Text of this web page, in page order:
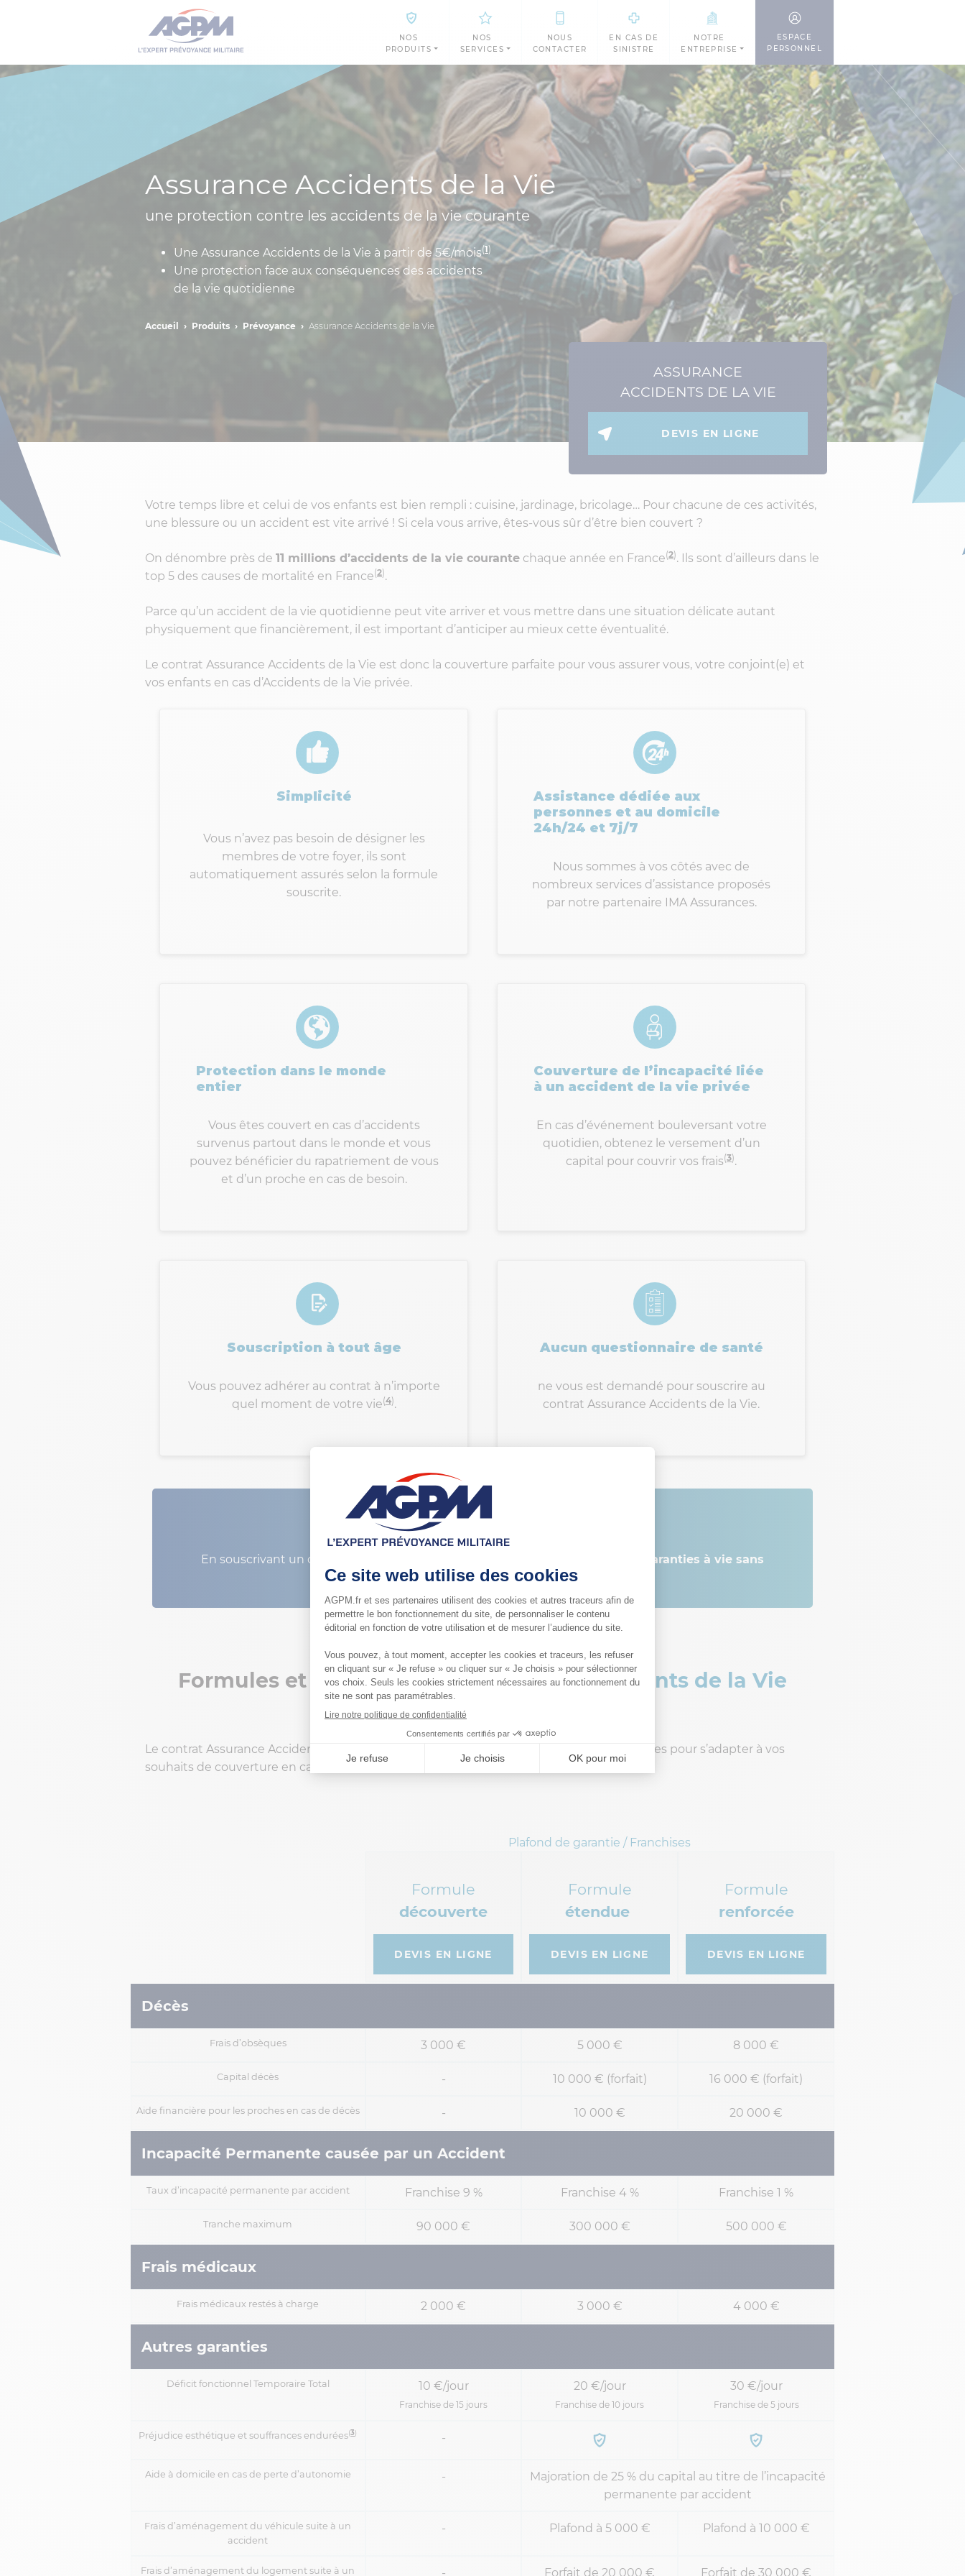
NOS
PRODUITS
NOS
SERVICES
NOUS
CONTACTER
EN CAS DE
SINISTRE
NOTRE
ENTREPRISE
ESPACE
PERSONNEL
Assurance Accidents de la Vie
une protection contre les accidents de la vie courante
Une Assurance Accidents de la Vie à partir de 5€/mois(1)
Une protection face aux conséquences des accidents
de la vie quotidienne
Accueil Produits Prévoyance Assurance Accidents de la Vie
ASSURANCE
ACCIDENTS DE LA VIE
DEVIS EN LIGNE
Votre temps libre et celui de vos enfants est bien rempli : cuisine, jardinage, bricolage… Pour chacune de ces activités,
une blessure ou un accident est vite arrivé ! Si cela vous arrive, êtes-vous sûr d’être bien couvert ?
On dénombre près de 11 millions d’accidents de la vie courante chaque année en France(2). Ils sont d’ailleurs dans le
top 5 des causes de mortalité en France(2).
Parce qu’un accident de la vie quotidienne peut vite arriver et vous mettre dans une situation délicate autant
physiquement que financièrement, il est important d’anticiper au mieux cette éventualité.
Le contrat Assurance Accidents de la Vie est donc la couverture parfaite pour vous assurer vous, votre conjoint(e) et
vos enfants en cas d’Accidents de la Vie privée.
Simplicité
Vous n’avez pas besoin de désigner les
membres de votre foyer, ils sont
automatiquement assurés selon la formule
souscrite.
Assistance dédiée aux
personnes et au domicile
24h/24 et 7j/7
Nous sommes à vos côtés avec de
nombreux services d’assistance proposés
par notre partenaire IMA Assurances.
Protection dans le monde
entier
Vous êtes couvert en cas d’accidents
survenus partout dans le monde et vous
pouvez bénéficier du rapatriement de vous
et d’un proche en cas de besoin.
Couverture de l’incapacité liée
à un accident de la vie privée
En cas d’événement bouleversant votre
quotidien, obtenez le versement d’un
capital pour couvrir vos frais(3).
Souscription à tout âge
Vous pouvez adhérer au contrat à n’importe
quel moment de votre vie(4).
Aucun questionnaire de santé
ne vous est demandé pour souscrire au
contrat Assurance Accidents de la Vie.
Bon à savoir :
En souscrivant un contrat Assurance Accidents de la Vie, vous bénéficiez des
garanties à vie sans
condition liée à votre âge(4 )!
Formules et garantiesde l’Assurance Accidents de la Vie
(AAV)
Le contrat Assurance Accidents de la Vie proposé par AGPM Assurances propose 3 formules pour s’adapter à vos
souhaits de couverture en cas d’accidents survenus dans votre vie quotidienne.
Plafond de garantie / Franchises
Formule
découverte
DEVIS EN LIGNE
Formule
étendue
DEVIS EN LIGNE
Formule
renforcée
DEVIS EN LIGNE
Décès
Frais d’obsèques 3 000 € 5 000 € 8 000 €
Capital décès - 10 000 € (forfait) 16 000 € (forfait)
Aide financière pour les proches en cas de décès - 10 000 € 20 000 €
Incapacité Permanente causée par un Accident
Taux d’incapacité permanente par accident Franchise 9 % Franchise 4 % Franchise 1 %
Tranche maximum 90 000 € 300 000 € 500 000 €
Frais médicaux
Frais médicaux restés à charge 2 000 € 3 000 € 4 000 €
Autres garanties
Déficit fonctionnel Temporaire Total 10 €/jour
Franchise de 15 jours
20 €/jour
Franchise de 10 jours
30 €/jour
Franchise de 5 jours
Préjudice esthétique et souffrances endurées(3) -
Aide à domicile en cas de perte d’autonomie -
Majoration de 25 % du capital au titre de l’incapacité
permanente par accident
Frais d’aménagement du véhicule suite à un
accident
- Plafond à 5 000 € Plafond à 10 000 €
Frais d’aménagement du logement suite à un - Forfait de 20 000 € Forfait de 30 000 €